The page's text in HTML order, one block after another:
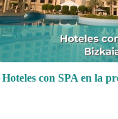
Hoteles con SPA en la